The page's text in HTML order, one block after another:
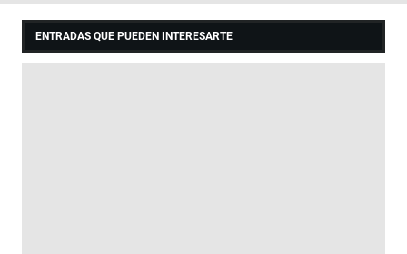
ENTRADAS QUE PUEDEN INTERESARTE